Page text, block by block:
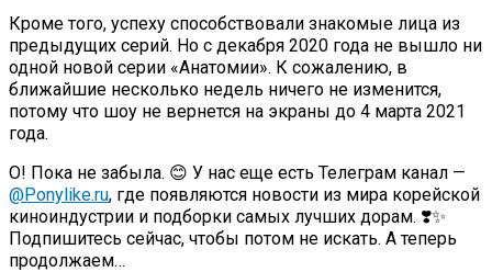
Кроме того, успеху способствовали знакомые лица из
предыдущих серий. Но с декабря 2020 года не вышло ни
одной новой серии «Анатомии». К сожалению, в
ближайшие несколько недель ничего не изменится,
потому что шоу не вернется на экраны до 4 марта 2021
года.
О! Пока не забыла. 😊 У нас еще есть Телеграм канал —
@Ponylike.ru, где появляются новости из мира корейской
киноиндустрии и подборки самых лучших дорам. ❣️✨
Подпишитесь сейчас, чтобы потом не искать. А теперь
продолжаем…